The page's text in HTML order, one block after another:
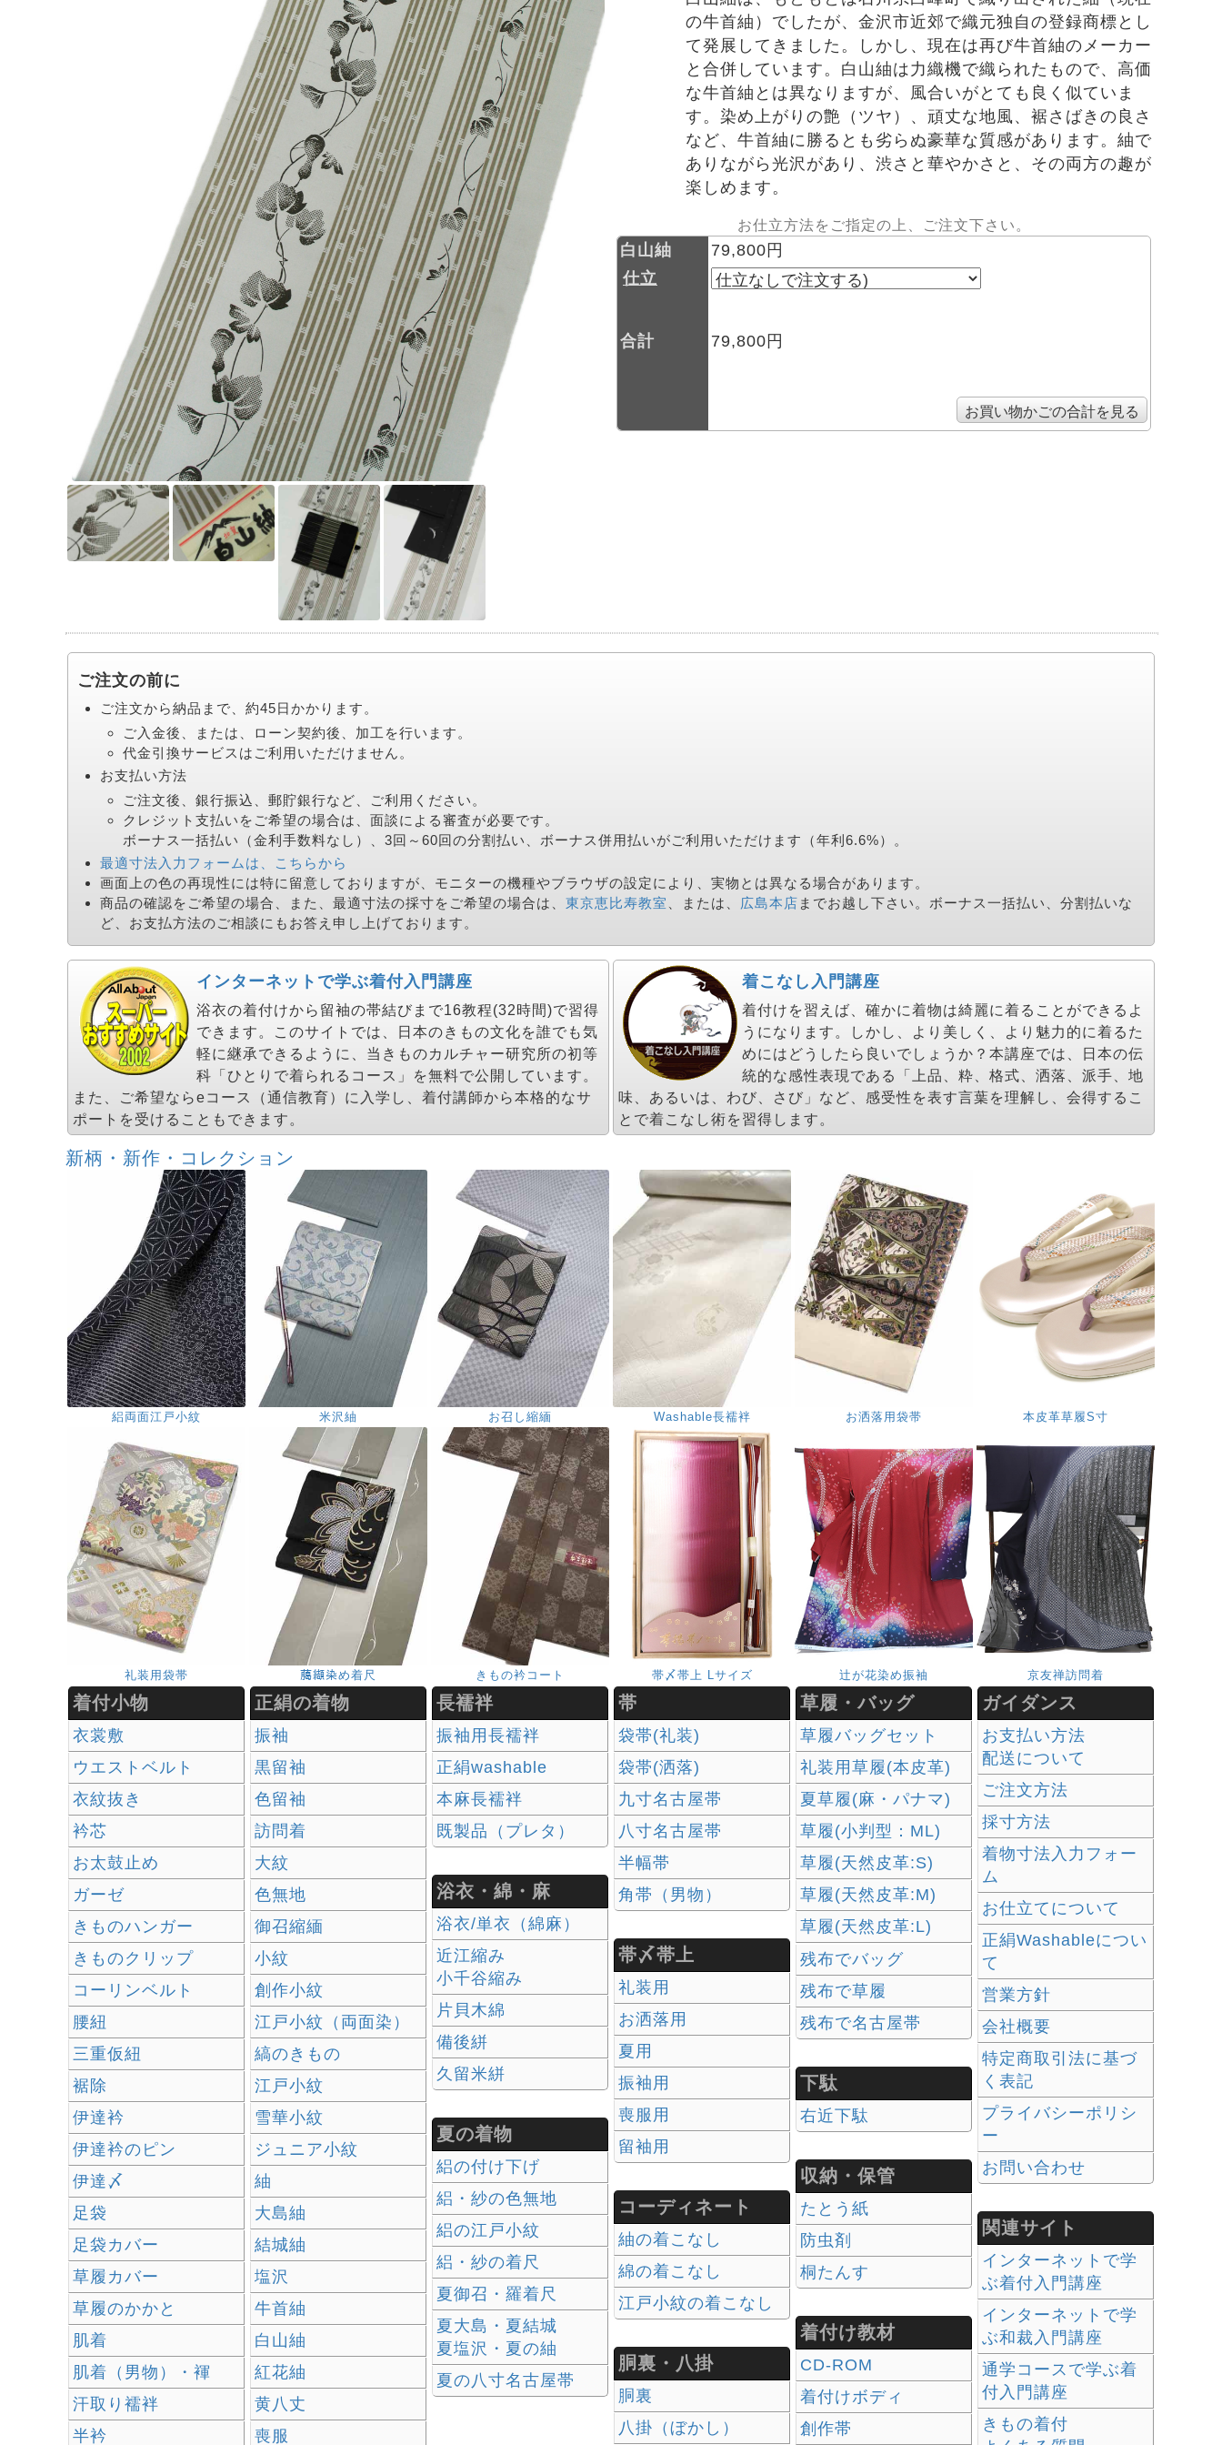
の牛首紬）でしたが、金沢市近郊で織元独自の登録商標とし
て発展してきました。しかし、現在は再び牛首紬のメーカー
と合併しています。白山紬は力織機で織られたもので、高価
な牛首紬とは異なりますが、風合いがとても良く似ていま
す。染め上がりの艶（ツヤ）、頑丈な地風、裾さばきの良さ
など、牛首紬に勝るとも劣らぬ豪華な質感があります。紬で
ありながら光沢があり、渋さと華やかさと、その両方の趣が
楽しめます。
お仕立方法をご指定の上、ご注文下さい。
白山紬
79,800円
仕立
合計 79,800円
ご注文の前に
ご注文から納品まで、約45日かかります。
ご入金後、または、ローン契約後、加工を行います。
代金引換サービスはご利用いただけません。
お支払い方法
ご注文後、銀行振込、郵貯銀行など、ご利用ください。
クレジット支払いをご希望の場合は、面談による審査が必要です。
ボーナス一括払い（金利手数料なし）、3回～60回の分割払い、ボーナス併用払いがご利用いただけます（年利6.6%）。
最適寸法入力フォームは、こちらから
画面上の色の再現性には特に留意しておりますが、モニターの機種やブラウザの設定により、実物とは異なる場合があります。
商品の確認をご希望の場合、また、最適寸法の採寸をご希望の場合は、 東京恵比寿教室 、または、 広島本店 までお越し下さい。ボーナス一括払い、分割払いな
ど、お支払方法のご相談にもお答え申し上げております。
インターネットで学ぶ着付入門講座
浴衣の着付けから留袖の帯結びまで16教程(32時間)で習得
できます。このサイトでは、日本のきもの文化を誰でも気
軽に継承できるように、当きものカルチャー研究所の初等
科「ひとりで着られるコース」を無料で公開しています。
また、ご希望ならeコース（通信教育）に入学し、着付講師から本格的なサ
ポートを受けることもできます。
着こなし入門講座
着付けを習えば、確かに着物は綺麗に着ることができるよ
うになります。しかし、より美しく、より魅力的に着るた
めにはどうしたら良いでしょうか？本講座では、日本の伝
統的な感性表現である「上品、粋、格式、洒落、派手、地
味、あるいは、わび、さび」など、感受性を表す言葉を理解し、会得するこ
とで着こなし術を習得します。
新柄・新作・コレクション
絽両面江戸小紋 米沢紬 お召し縮緬 Washable長襦袢 お洒落用袋帯 本皮革草履S寸
礼装用袋帯 﨟纈染め着尺 きもの衿コート 帯〆帯上 Lサイズ 辻が花染め振袖 京友禅訪問着
着付小物
衣裳敷
ウエストベルト
衣紋抜き
衿芯
お太鼓止め
ガーゼ
きものハンガー
きものクリップ
コーリンベルト
腰紐
三重仮紐
裾除
伊達衿
伊達衿のピン
伊達〆
足袋
足袋カバー
草履カバー
草履のかかと
肌着
肌着（男物）・褌
汗取り襦袢
半衿
正絹の着物
振袖
黒留袖
色留袖
訪問着
大紋
色無地
御召縮緬
小紋
創作小紋
江戸小紋（両面染）
縞のきもの
江戸小紋
雪華小紋
ジュニア小紋
紬
大島紬
結城紬
塩沢
牛首紬
白山紬
紅花紬
黄八丈
喪服
長襦袢
振袖用長襦袢
正絹washable
本麻長襦袢
既製品（プレタ）
浴衣・綿・麻
浴衣/単衣（綿麻）
近江縮み
小千谷縮み
片貝木綿
備後絣
久留米絣
夏の着物
絽の付け下げ
絽・紗の色無地
絽の江戸小紋
絽・紗の着尺
夏御召・羅着尺
夏大島・夏結城
夏塩沢・夏の紬
夏の八寸名古屋帯
帯
袋帯(礼装)
袋帯(洒落)
九寸名古屋帯
八寸名古屋帯
半幅帯
角帯（男物）
帯〆帯上
礼装用
お洒落用
夏用
振袖用
喪服用
留袖用
コーディネート
紬の着こなし
綿の着こなし
江戸小紋の着こなし
胴裏・八掛
胴裏
八掛（ぼかし）
草履・バッグ
草履バッグセット
礼装用草履(本皮革)
夏草履(麻・パナマ)
草履(小判型：ML)
草履(天然皮革:S)
草履(天然皮革:M)
草履(天然皮革:L)
残布でバッグ
残布で草履
残布で名古屋帯
下駄
右近下駄
収納・保管
たとう紙
防虫剤
桐たんす
着付け教材
CD-ROM
着付けボディ
創作帯
ガイダンス
お支払い方法
配送について
ご注文方法
採寸方法
着物寸法入力フォー
ム
お仕立てについて
正絹Washableについ
て
営業方針
会社概要
特定商取引法に基づ
く表記
プライバシーポリシ
ー
お問い合わせ
関連サイト
インターネットで学
ぶ着付入門講座
インターネットで学
ぶ和裁入門講座
通学コースで学ぶ着
付入門講座
きもの着付